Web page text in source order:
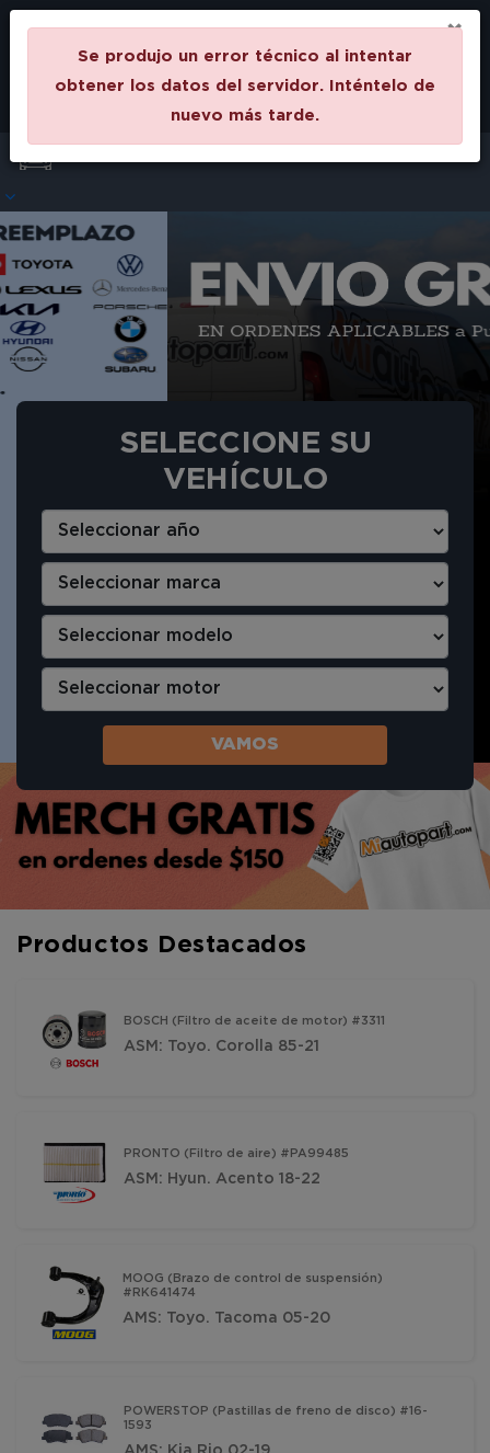
Cuenta
0
SELECCIONE SU
VEHÍCULO
VAMOS
Productos Destacados
BOSCH (Filtro de aceite de motor) #3311
ASM: Toyo. Corolla 85-21
PRONTO (Filtro de aire) #PA99485
ASM: Hyun. Acento 18-22
MOOG (Brazo de control de suspensión)
#RK641474
AMS: Toyo. Tacoma 05-20
POWERSTOP (Pastillas de freno de disco) #16-
1593
×
Se produjo un error técnico al intentar
obtener los datos del servidor. Inténtelo de
nuevo más tarde.